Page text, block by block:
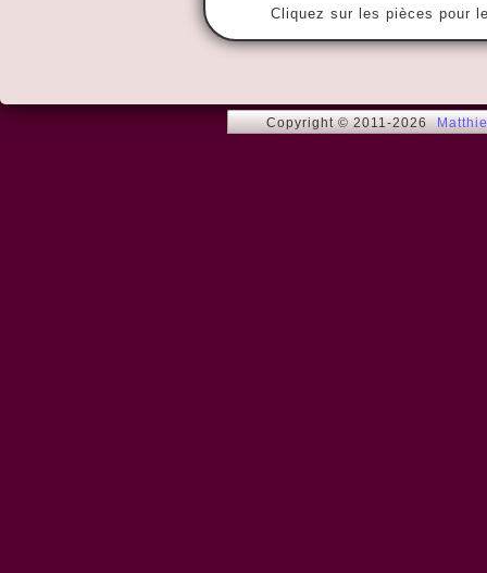
Cliquez sur les pièces pour
Copyright © 2011-2026